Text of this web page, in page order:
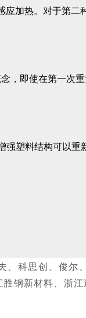
加热。对于第
，即使在第一次
塑料结构可以重
、科思创、俊尔
钢新材料、浙